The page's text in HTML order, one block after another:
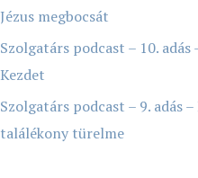
Jézus megbocsát
Szolgatárs podcast – 10. adás
Kezdet
Szolgatárs podcast – 9. adás
találékony türelme